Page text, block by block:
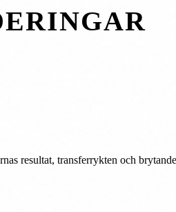
resultat, transferrykten och